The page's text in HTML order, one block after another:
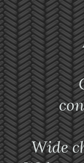
Che
con
Wide